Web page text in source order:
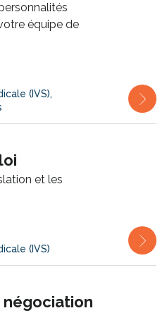
équipe de
(IVS),
et les
(IVS)
négociation